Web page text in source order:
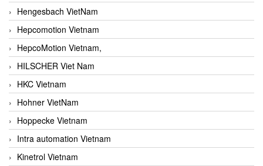
Hengesbach VietNam
Hepcomotion Vietnam
HepcoMotion Vietnam,
HILSCHER Viet Nam
HKC Vietnam
Hohner VietNam
Hoppecke Vietnam
Intra automation Vietnam
Kinetrol Vietnam